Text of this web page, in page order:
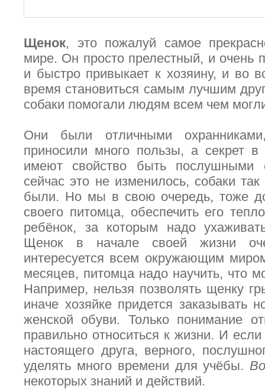
Щенок, это пожалуй самое
мире. Он просто прелестный, и
и быстро привыкает к хозяину, и во
время становиться самым лучшим
собаки помогали людям всем чем
Они были отличными
приносили много пользы, а секрет
имеют свойство быть послушными
сейчас это не изменилось, собаки
были. Но мы в свою очередь, тоже
своего питомца, обеспечить его
ребёнок, за которым надо
Щенок в начале своей жизни
интересуется всем окружающим
месяцев, питомца надо научить, что
Например, нельзя позволять щенку
иначе хозяйке придется заказывать
женской обуви. Только понимание
правильно относиться к жизни. И
настоящего друга, верного,
уделять много времени для учёбы.
некоторых знаний и действий.